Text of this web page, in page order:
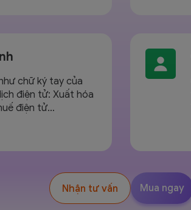
chữ ký tay của
điện tử: Xuất hóa
điện tử…
Nhận tư vấn Mua ngay